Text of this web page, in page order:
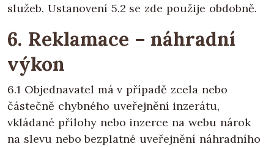
služeb. Ustanovení 5.2 se zde použije obdobně.
6. Reklamace – náhradní
výkon
6.1 Objednavatel má v případě zcela nebo
částečně chybného uveřejnění inzerátu,
vkládané přílohy nebo inzerce na webu nárok
na slevu nebo bezplatné uveřejnění náhradního